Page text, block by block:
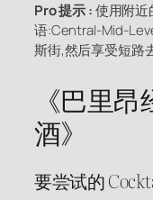
Pro 提示 :使用附
语:Central-Mid-
斯街,然后享受短路
《巴里
酒》
要尝试的